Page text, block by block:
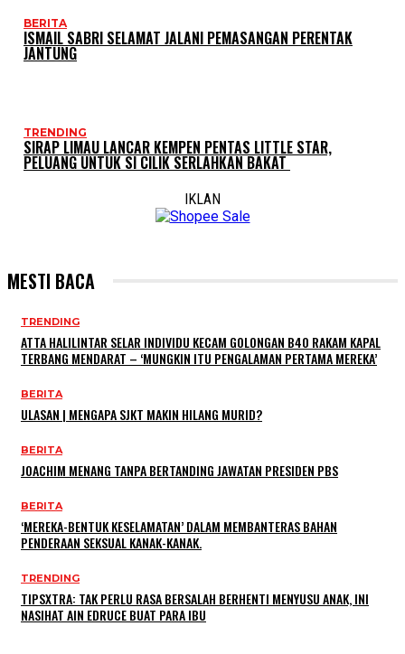
BERITA
ISMAIL SABRI SELAMAT JALANI PEMASANGAN PERENTAK
JANTUNG
TRENDING
SIRAP LIMAU LANCAR KEMPEN PENTAS LITTLE STAR,
PELUANG UNTUK SI CILIK SERLAHKAN BAKAT
IKLAN
MESTI BACA
TRENDING
ATTA HALILINTAR SELAR INDIVIDU KECAM GOLONGAN B40 RAKAM KAPAL
TERBANG MENDARAT – ‘MUNGKIN ITU PENGALAMAN PERTAMA MEREKA’
BERITA
ULASAN | MENGAPA SJKT MAKIN HILANG MURID?
BERITA
JOACHIM MENANG TANPA BERTANDING JAWATAN PRESIDEN PBS
BERITA
‘MEREKA-BENTUK KESELAMATAN’ DALAM MEMBANTERAS BAHAN
PENDERAAN SEKSUAL KANAK-KANAK.
TRENDING
TIPSXTRA: TAK PERLU RASA BERSALAH BERHENTI MENYUSU ANAK, INI
NASIHAT AIN EDRUCE BUAT PARA IBU